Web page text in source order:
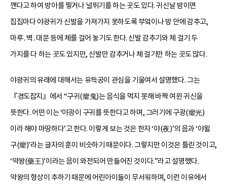
깬다고 하여 방아를 찧거나 널뛰기를 하는 곳도 있다. 귀신날 밤이면
집집마다 야광귀가 신발을 가져가지 못하도록 부엌이나 방 안에 감추고,
마루․벽․대문 등에 체를 걸어 놓기도 한다. 신발 감추기와 체 걸기 두
가지를 다 하는 곳도 있지만, 신발만 감추거나 체 걸기만 하는 곳도 많다.
야광귀의 유래에 대해서는 유득공이 관심을 기울여서 설명했다. 그는
『경도잡지』에서 “구귀(癯鬼)는 음식을 먹지 못해 바짝 여윈 귀신을
뜻한다. 어떤 이는 ‘야광이 구귀를 뜻한다고 하며, 그러기에 구광(癯光)
이라 해야 마땅하다’고 한다. 이렇게 보는 것은 한자 ‘야(夜)’의 음과 ‘야윌
구(癯)’라는 글자의 훈이 비슷하기 때문이다. 그렇지만 이것은 틀린 것이고,
‘약왕(藥王)’이라는 음이 와전되어 만들어진 것이다.”라고 설명했다.
약왕의 형상이 추하기 때문에 어린아이들이 무서워하며, 이런 이유에서